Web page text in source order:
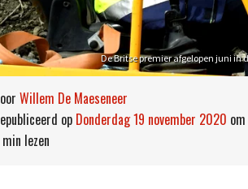
De Britse premier afgelopen juni in
door Willem De Maeseneer
gepubliceerd op donderdag 19 november 2020 om
min lezen